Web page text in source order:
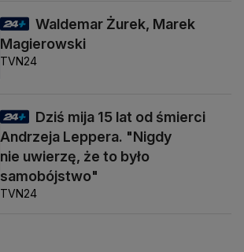
Waldemar Żurek, Marek
Magierowski
TVN24
Dziś mija 15 lat od śmierci
Andrzeja Leppera. "Nigdy
nie uwierzę, że to było
samobójstwo"
TVN24